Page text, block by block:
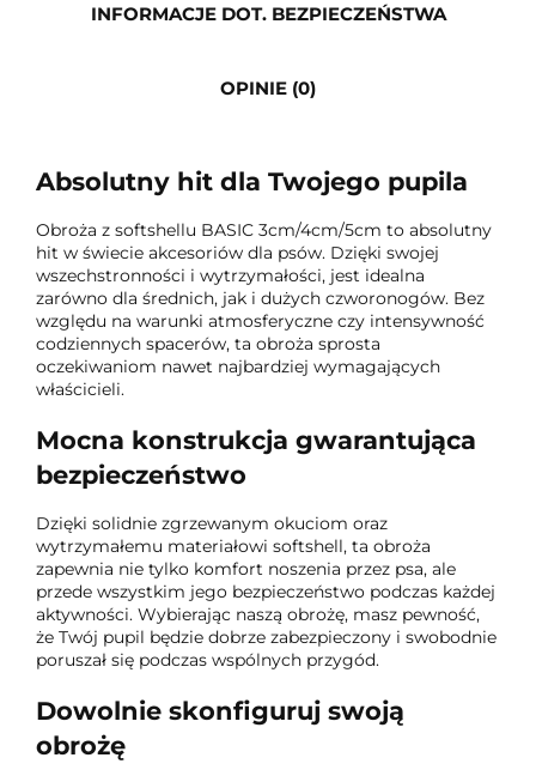
INFORMACJE DOT. BEZPIECZEŃSTWA
OPINIE (0)
Absolutny hit dla Twojego pupila
Obroża z softshellu BASIC 3cm/4cm/5cm to absolutny
hit w świecie akcesoriów dla psów. Dzięki swojej
wszechstronności i wytrzymałości, jest idealna
zarówno dla średnich, jak i dużych czworonogów. Bez
względu na warunki atmosferyczne czy intensywność
codziennych spacerów, ta obroża sprosta
oczekiwaniom nawet najbardziej wymagających
właścicieli.
Mocna konstrukcja gwarantująca
bezpieczeństwo
Dzięki solidnie zgrzewanym okuciom oraz
wytrzymałemu materiałowi softshell, ta obroża
zapewnia nie tylko komfort noszenia przez psa, ale
przede wszystkim jego bezpieczeństwo podczas każdej
aktywności. Wybierając naszą obrożę, masz pewność,
że Twój pupil będzie dobrze zabezpieczony i swobodnie
poruszał się podczas wspólnych przygód.
Dowolnie skonfiguruj swoją
obrożę